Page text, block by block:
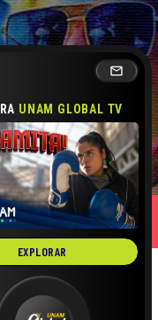
UNAM GLOBAL TV
EXPLORAR
SALUD